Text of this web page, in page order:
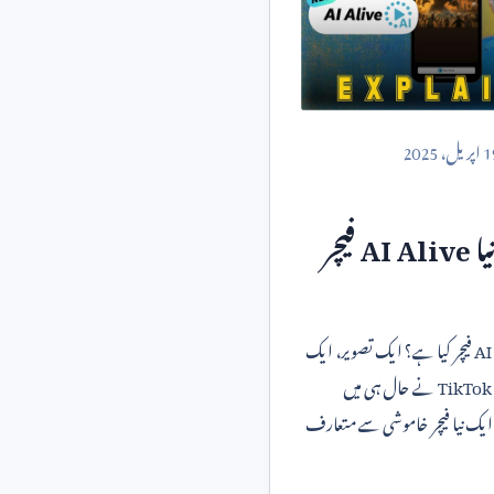
اپریل،2025
AI Aliveفیچر
فیچر کیا ہے؟ ایک تصویر، ایک
TikTokنے حال ہی میں
نیا فیچر خاموشی سے متعارف